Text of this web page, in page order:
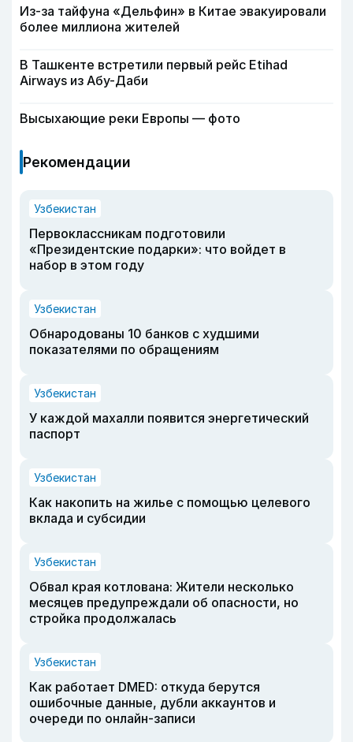
Из-за тайфуна «Дельфин» в Китае эвакуировали
более миллиона жителей
В Ташкенте встретили первый рейс Etihad
Airways из Абу-Даби
Высыхающие реки Европы — фото
Рекомендации
Узбекистан
Первоклассникам подготовили
«Президентские подарки»: что войдет в
набор в этом году
Узбекистан
Обнародованы 10 банков с худшими
показателями по обращениям
Узбекистан
У каждой махалли появится энергетический
паспорт
Узбекистан
Как накопить на жилье с помощью целевого
вклада и субсидии
Узбекистан
Обвал края котлована: Жители несколько
месяцев предупреждали об опасности, но
стройка продолжалась
Узбекистан
Как работает DMED: откуда берутся
ошибочные данные, дубли аккаунтов и
очереди по онлайн-записи